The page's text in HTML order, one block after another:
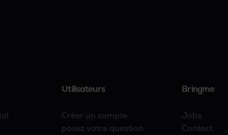
Utilisateurs
Créer un compte
posez votre question
Bringme
Jobs
Contact